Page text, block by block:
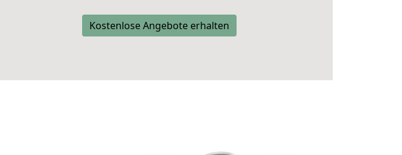
Kostenlose Angebote erhalten